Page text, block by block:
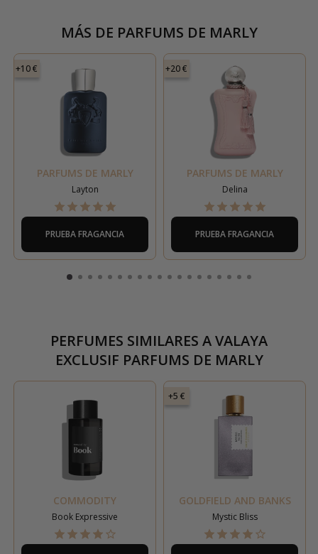
MÁS DE PARFUMS DE MARLY
+10 €
PARFUMS DE MARLY
Layton
PRUEBA FRAGANCIA
+20 €
PARFUMS DE MARLY
Delina
PRUEBA FRAGANCIA
PERFUMES SIMILARES AVALAYA
EXCLUSIF PARFUMS DE MARLY
COMMODITY
Book Expressive
+5 €
GOLDFIELD AND BANKS
Mystic Bliss